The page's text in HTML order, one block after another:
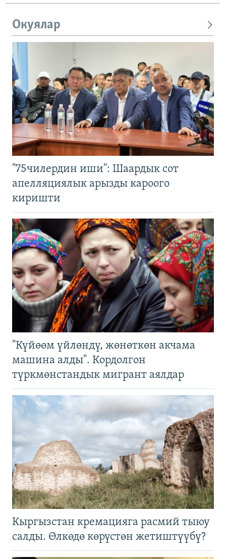
Окуялар
"75чилердин иши": Шаардык сот
апелляциялык арызды кароого
киришти
"Күйөөм үйлөндү, жөнөткөн акчама
машина алды". Кордолгон
түркмөнстандык мигрант аялдар
Кыргызстан кремацияга расмий тыюу
салды. Өлкөдө көрүстөн жетиштүүбү?